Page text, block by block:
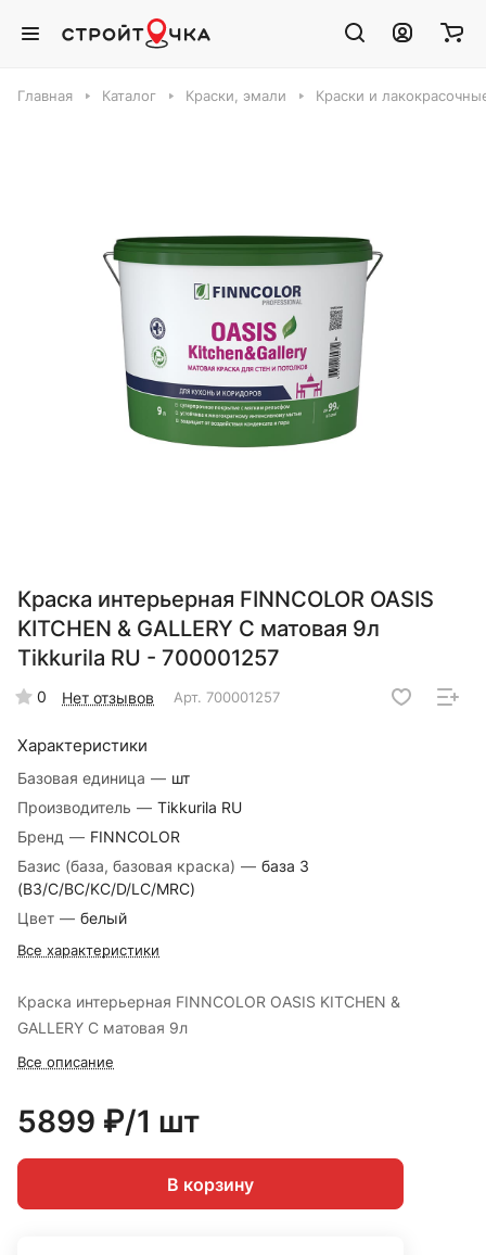
Главная Каталог Краски, эмали Краски и
Краска интерьерная FINNCOLOR OASIS
KITCHEN & GALLERY C матовая 9л
Tikkurila RU - 700001257
0 Нет отзывов Арт. 700001257
Характеристики
Базовая единица — шт
Производитель — Tikkurila RU
Бренд — FINNCOLOR
Базис (база, базовая краска) — база 3
(B3/C/BC/KC/D/LC/MRC)
Цвет — белый
Все характеристики
Краска интерьерная FINNCOLOR OASIS KITCHEN &
GALLERY C матовая 9л
Все описание
5899 ₽/1 шт
В корзину